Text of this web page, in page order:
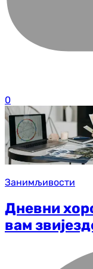
0
Занимљивости
Дневни
вам